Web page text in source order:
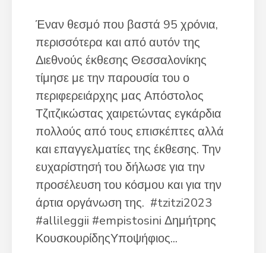
Έναν θεσμό που βαστά 95 χρόνια,
περισσότερα και από αυτόν της
Διεθνούς έκθεσης Θεσσαλονίκης
τίμησε με την παρουσία του ο
περιφερειάρχης μας Απόστολος
Τζιτζικώστας χαιρετώντας εγκάρδια
πολλούς από τους επισκέπτες αλλά
και επαγγελματίες της έκθεσης. Την
ευχαρίστησή του δήλωσε για την
προσέλευση του κόσμου και για την
άρτια οργάνωση της. #tzitzi2023
#allileggii #empistosini Δημήτρης
ΚουσκουρίδηςΥποψήφιος...